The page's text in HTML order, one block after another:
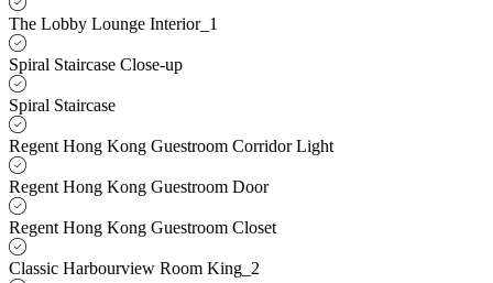
The Lobby Lounge Interior_1
Spiral Staircase Close-up
Spiral Staircase
Regent Hong Kong Guestroom Corridor Light
Regent Hong Kong Guestroom Door
Regent Hong Kong Guestroom Closet
Classic Harbourview Room King_2